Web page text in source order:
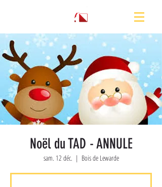
Noël du TAD - ANNULE
sam. 12 déc.
  |
Bois de Lewarde